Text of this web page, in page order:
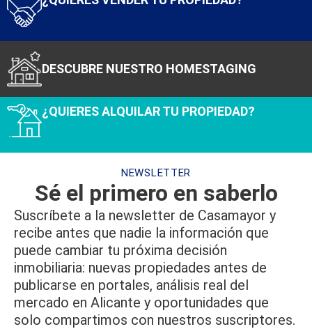
DESCUBRE NUESTRO HOMESTAGING
¿QUIERES ALQUILAR TU PROPIEDAD?
NEWSLETTER
Sé el primero en saberlo​
Suscríbete a la newsletter de Casamayor y
recibe antes que nadie la información que
puede cambiar tu próxima decisión
inmobiliaria: nuevas propiedades antes de
publicarse en portales, análisis real del
mercado en Alicante y oportunidades que
solo compartimos con nuestros suscriptores.